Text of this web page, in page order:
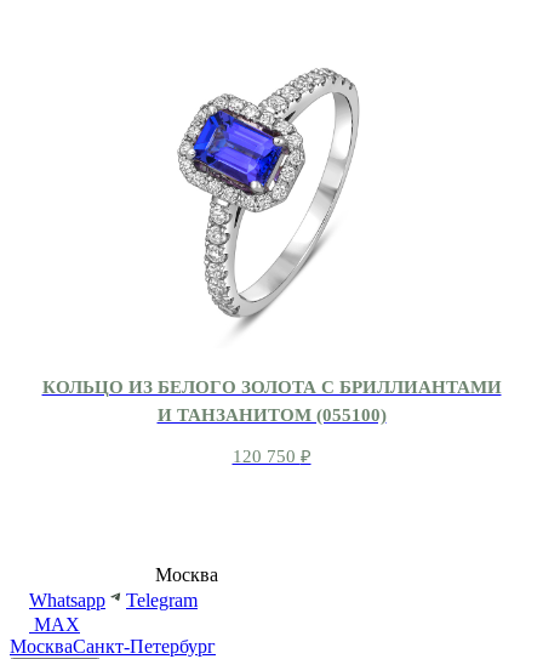
КОЛЬЦО ИЗ БЕЛОГО ЗОЛОТА С БРИЛЛИАНТАМИ
И ТАНЗАНИТОМ (055100)
120 750 ₽
Москва
Whatsapp
Telegram
MAX
МоскваСанкт-Петербург